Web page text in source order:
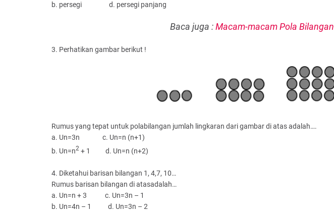
b. persegi
d. persegi panjang
Baca juga :Macam-macam Pola Bilangan
3. Perhatikan gambar berikut !
Rumus yang tepat untuk polabilangan jumlah lingkaran dari gambar di atas adalah….
a. Un=3n
c. Un=n (n+1)
b. Un=n2 + 1 d. Un=n (n+2)
4. Diketahui barisan bilangan 1, 4,7, 10…
Rumus barisan bilangan di atasadalah…
a. Un=n + 3
c. Un=3n – 1
b. Un=4n – 1
d. Un=3n – 2